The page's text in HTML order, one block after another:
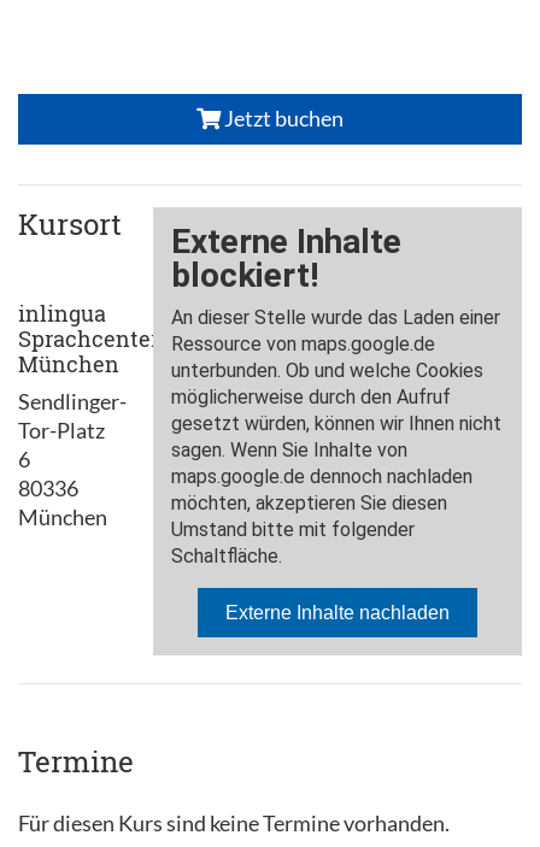
Jetzt buchen
Kursort
inlingua
Sprachcenter
München
Sendlinger-
Tor-Platz
6
80336
München
Termine
Für diesen Kurs sind keine Termine vorhanden.